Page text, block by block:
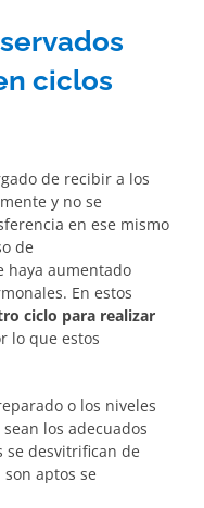
ciclos
de recibir a los
y no se
en ese mismo
de
haya aumentado
En estos
ciclo para realizar
lo que estos
o los niveles
los adecuados
se desvitrifican de
aptos se